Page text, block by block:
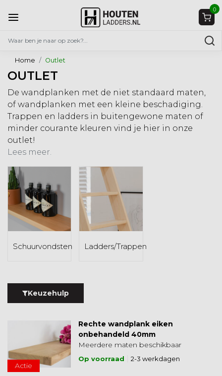
0
Home Outlet
OUTLET
De wandplanken met de niet standaard maten,
of wandplanken met een kleine beschadiging.
Trappen en ladders in buitengewone maten of
minder courante kleuren vind je hier in onze
outlet!
Lees meer.
Schuurvondsten Ladders/Trappen
Keuzehulp
Actie
Rechte wandplank eiken
onbehandeld 40mm
Meerdere maten beschikbaar
Op voorraad 2-3 werkdagen